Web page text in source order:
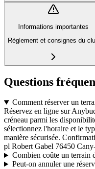
Informations importantes
Règlement et consignes du
Questions
Comment réserver un
Réservez en ligne sur
créneau parmi les
sélectionnez l'horaire et le
manière sécurisée.
pl Robert Gabel 76450
Combien coûte un terrain
Peut-on annuler une